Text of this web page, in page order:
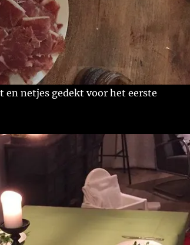
en netjes gedekt voor het eerste